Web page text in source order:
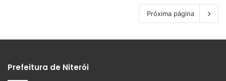
Próxima página
Prefeitura de Niterói